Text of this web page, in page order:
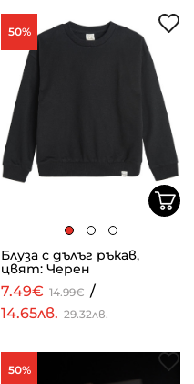
50%
Блуза с дълъг ръкав,
цвят: Черен
7.49€ 14.99€ /
14.65лв. 29.32лв.
50%